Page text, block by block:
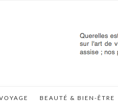
BEAUTÉ & BIEN-ÊTRE